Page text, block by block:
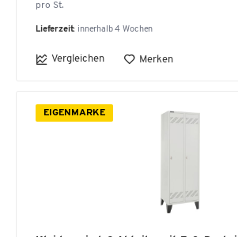
pro St.
Lieferzeit: innerhalb 4 Wochen
Vergleichen Merken
EIGENMARKE